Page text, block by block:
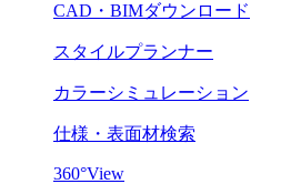
CAD・BIMダウンロード
スタイルプランナー
カラーシミュレーション
仕様・表面材検索
360°View